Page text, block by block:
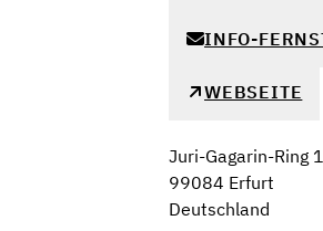
INFO-
WEBSEITE
Juri-Gagarin-Ring
99084 Erfurt
Deutschland